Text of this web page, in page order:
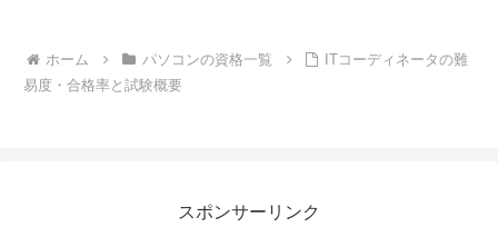
ホーム パソコンの資格一覧
ITコーディネータの難
易度・合格率と試験概要
スポンサーリンク